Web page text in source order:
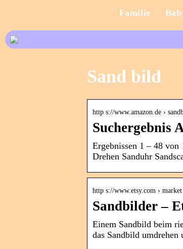
Familie
Sand bild
http s://www.amazon.de ›
Suchergebnis
Ergebnissen 1 – 48
Drehen Sanduhr
http s://www.etsy.com ›
Sandbilder –
Einem Sandbild beim
das Sandbild